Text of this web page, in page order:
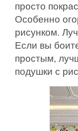
просто
Особенно
рисунком.
Если вы
простым,
подушки с